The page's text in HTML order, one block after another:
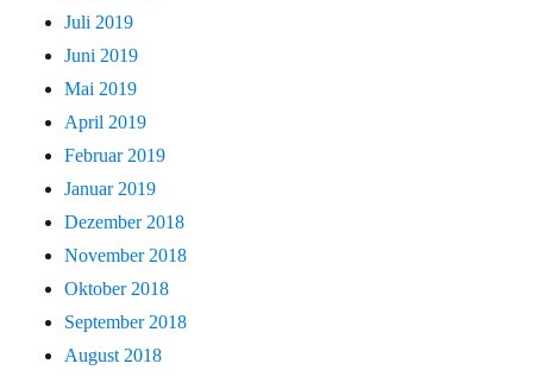
Juli 2019
Juni 2019
Mai 2019
April 2019
Februar 2019
Januar 2019
Dezember 2018
November 2018
Oktober 2018
September 2018
August 2018